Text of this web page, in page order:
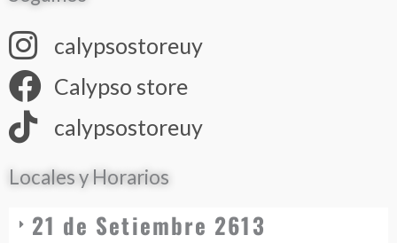
calypsostoreuy
Calypso store
calypsostoreuy
Locales y Horarios
21 de Setiembre 2613